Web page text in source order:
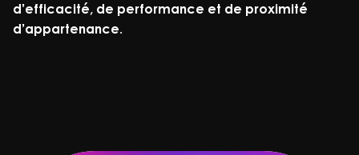
d’efficacité, de performance et de proximité
d’appartenance.